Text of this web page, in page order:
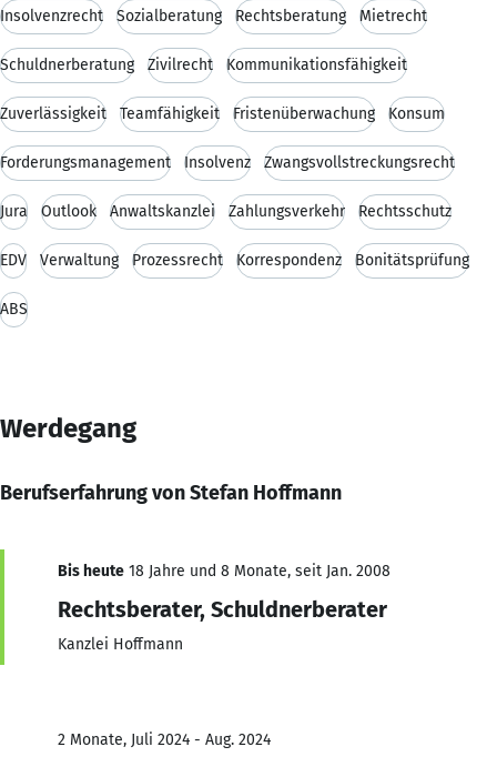
Insolvenzrecht Sozialberatung Rechtsberatung Mietrecht
Schuldnerberatung Zivilrecht Kommunikationsfähigkeit
Zuverlässigkeit Teamfähigkeit Fristenüberwachung Konsum
Forderungsmanagement Insolvenz Zwangsvollstreckungsrecht
Jura Outlook Anwaltskanzlei Zahlungsverkehr Rechtsschutz
EDV Verwaltung Prozessrecht Korrespondenz Bonitätsprüfung
ABS
Werdegang
Berufserfahrung von Stefan Hoffmann
Bis heute 18 Jahre und 8 Monate, seit Jan. 2008
Rechtsberater, Schuldnerberater
Kanzlei Hoffmann
2 Monate, Juli 2024 - Aug. 2024